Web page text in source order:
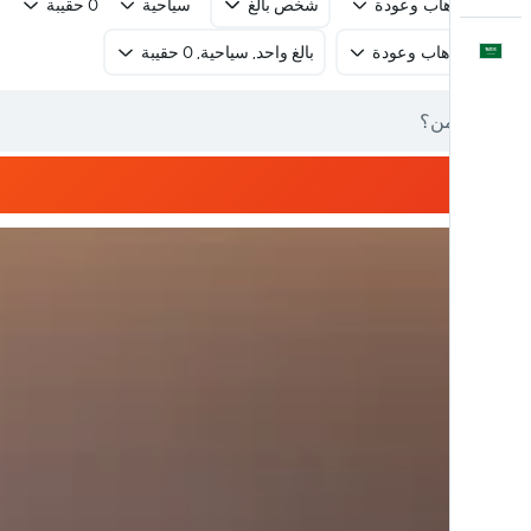
العَرَبِيَّة
رحلة ذهاب وعودة شخص بالغ سياحية 0 حقيبة
رحلة ذهاب وعودة بالغ واحد, سياحية, 0 حقيبة